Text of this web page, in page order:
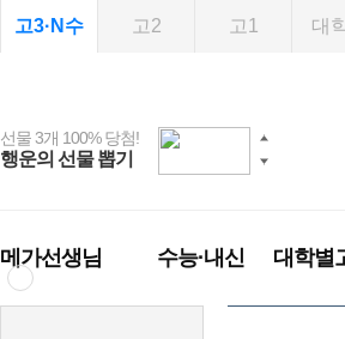
고3·N수 고2 고1 대
선물 3개 100% 당첨!
행운의 선물 뽑기
선물 100% 증정!
메가스터디 X 올리
여름방학 스터디 캐시
백
2027 러셀 단과
강사 공개선발
스마트러닝앱
설문 EVENT
메가패스
3일 무료 체험권
메가패스 수강생 무료
혜택!
사회공헌 캠페인
희망이룸 메가나눔
메가선생님 수능·내신 대학별